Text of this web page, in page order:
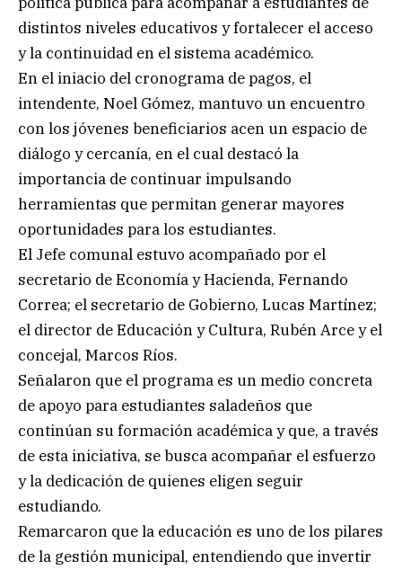
distintos niveles educativos y fortalecer el acceso
y la continuidad en el sistema académico.
En el iniacio del cronograma de pagos, el
intendente, Noel Gómez, mantuvo un encuentro
con los jóvenes beneficiarios acen un espacio de
diálogo y cercanía, en el cual destacó la
importancia de continuar impulsando
herramientas que permitan generar mayores
oportunidades para los estudiantes.
El Jefe comunal estuvo acompañado por el
secretario de Economía y Hacienda, Fernando
Correa; el secretario de Gobierno, Lucas Martínez;
el director de Educación y Cultura, Rubén Arce y el
concejal, Marcos Ríos.
Señalaron que el programa es un medio concreta
de apoyo para estudiantes saladeños que
continúan su formación académica y que, a través
de esta iniciativa, se busca acompañar el esfuerzo
y la dedicación de quienes eligen seguir
estudiando.
Remarcaron que la educación es uno de los pilares
de la gestión municipal, entendiendo que invertir